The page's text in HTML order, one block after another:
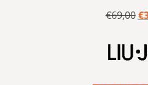
€69,00 €